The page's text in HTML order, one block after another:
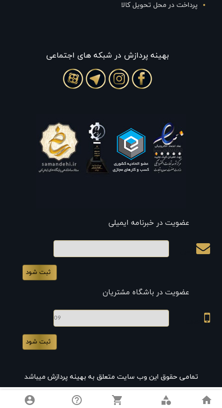
پرداخت در محل تحویل کالا
بهينه پردازش در شبکه های اجتماعی
عضویت در خبرنامه ایمیلی
عضویت در باشگاه مشتریان
تمامی حقوق این وب سایت متعلق به بهینه پردازش میباشد
home
category
shopping_cart
help_outline
account_circle